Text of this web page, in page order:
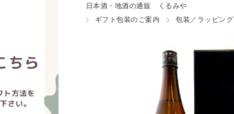
日本酒・地酒の通販 くるみや
ギフト包装のご案内
包装／ラッピング